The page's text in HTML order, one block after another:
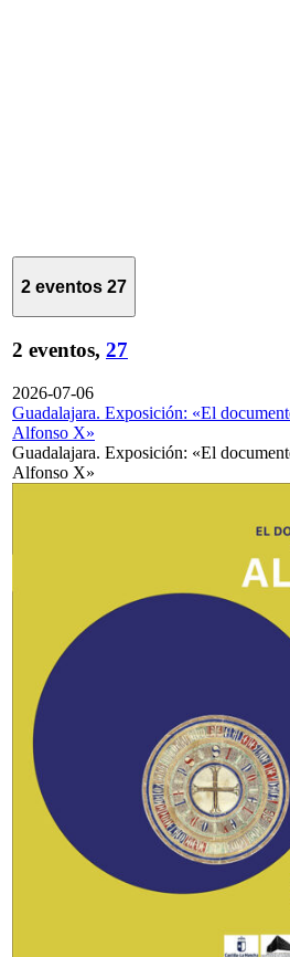
2 eventos 27
2 eventos, 27
2026-07-06
Guadalajara. Exposición: «El
Alfonso X»
Guadalajara. Exposición: «El
Alfonso X»